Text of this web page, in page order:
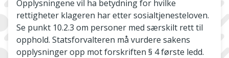
Opplysningene vil ha betydning for hvilke
rettigheter klageren har etter sosialtjenesteloven.
Se punkt 10.2.3 om personer med særskilt rett til
opphold. Statsforvalteren må vurdere sakens
opplysninger opp mot forskriften § 4 første ledd.